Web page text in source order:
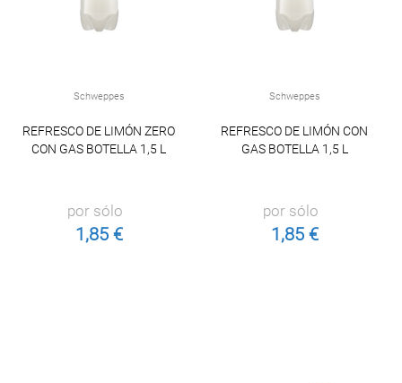
Schweppes
REFRESCO DE LIMÓN ZERO
CON GAS BOTELLA 1,5 L
por sólo
1,85 €
Schweppes
REFRESCO DE LIMÓN CON
GAS BOTELLA 1,5 L
por sólo
1,85 €